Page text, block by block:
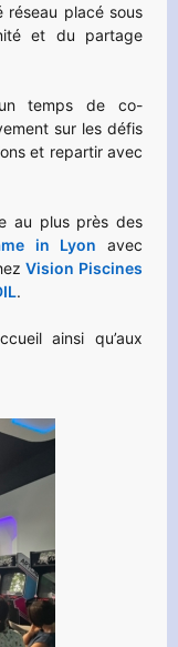
réseau placé sous
et du partage
temps de co-
sur les défis
et repartir avec
au plus près des
in Lyon
avec
Vision Piscines
.
ainsi qu’aux